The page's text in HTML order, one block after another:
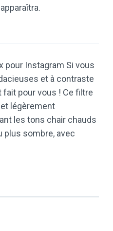
pour Instagram Si vous
et à contraste
fait pour vous ! Ce filtre
légèrement
les tons chair chauds
plus sombre, avec